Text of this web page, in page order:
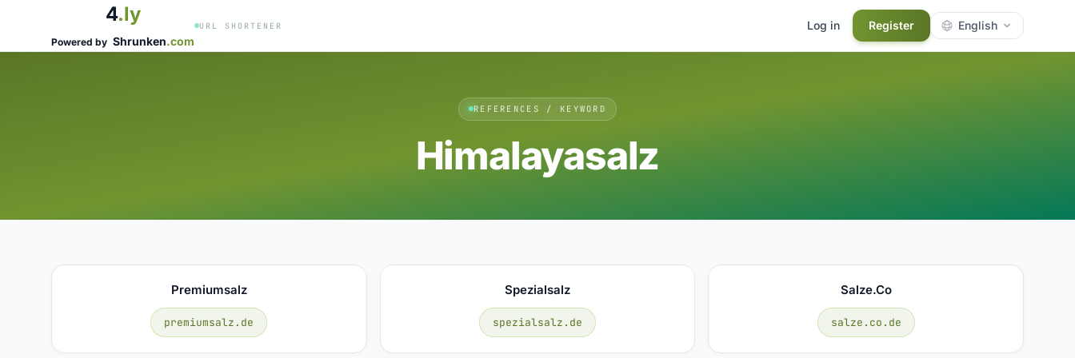
4.ly
Powered by Shrunken.com
URL SHORTENER Log in Register English
REFERENCES / KEYWORD
Himalayasalz
Premiumsalz
premiumsalz.de
Spezialsalz
spezialsalz.de
Salze.co
salze.co.de